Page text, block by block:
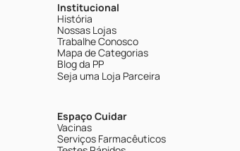
Institucional
História
Nossas Lojas
Trabalhe Conosco
Mapa de Categorias
Blog da PP
Seja uma Loja Parceira
Espaço Cuidar
Vacinas
Serviços Farmacêuticos